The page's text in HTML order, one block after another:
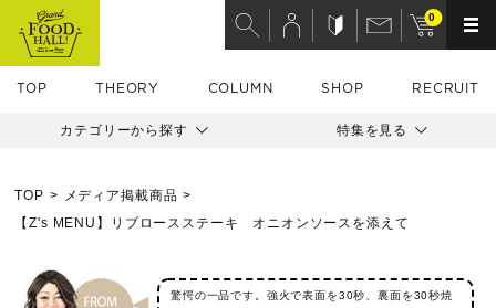
TOP THEORY COLUMN SHOP RECRUIT
0
カテゴリーから探す 特集を見る
TOP
メディア掲載商品
【Z's MENU】リブロースステーキ オニオンソースを添えて
驚愕の一品です。強火で表面を30秒、裏面を30秒焼